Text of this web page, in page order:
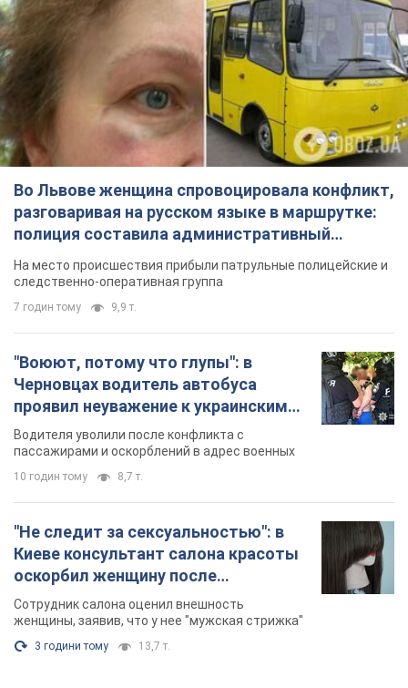
Во Львове женщина спровоцировала конфликт,
разговаривая на русском языке в маршрутке:
полиция составила административный
протокол. Видео
На место происшествия прибыли патрульные полицейские и
следственно-оперативная группа
7 годин тому 9,9 т.
"Воюют, потому что глупы": в
Черновцах водитель автобуса
проявил неуважение к украинским
военным и поплатился за это.
Видео
Водителя уволили после конфликта с
пассажирами и оскорблений в адрес военных
10 годин тому 8,7 т.
"Не следит за сексуальностью": в
Киеве консультант салона красоты
оскорбил женщину после
химиотерапии, разгорелся скандал.
Фото
Сотрудник салона оценил внешность
женщины, заявив, что у нее "мужская стрижка"
3 години тому 13,7 т.